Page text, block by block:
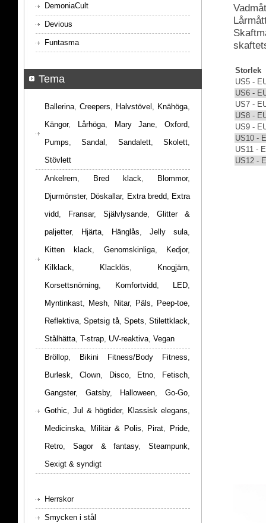
Storlek
US5 -
US6 -
US7 -
US8 -
US9 -
US10 -
US11 -
US12 -
DemoniaCult
Devious
Funtasma
Tema
Ballerina, Creepers, Halvstövel , Knähöga,
Kängor, Lårhöga, Mary Jane, Oxford,
Pumps,Sandal , Sandalett,Skolett,
Stövlett
Ankelrem, Bred klack, Blommor,
Djurmönster, Döskallar, Extra bredd, Extra
vidd, Fransar, Självlysande, Glitter &
paljetter, Hjärta, Hänglås, Jelly sula,
Kitten klack, Genomskinliga, Kedjor,
Kilklack, Klacklös, Knogjärn,
Korsettsnörning, Komfortvidd, LED,
Myntinkast, Mesh, Nitar, Päls, Peep-toe,
Reflektiva,Spetsig tå, Spets, Stilettklack,
Stålhätta, T-strap, UV-reaktiva, Vegan
Bröllop, Bikini Fitness/Body Fitness,
Burlesk, Clown, Disco, Etno, Fetisch,
Gangster, Gatsby, Halloween, Go-Go,
Gothic, Jul & högtider, Klassisk elegans,
Medicinska, Militär & Polis, Pirat, Pride,
Retro, Sagor & fantasy, Steampunk,
Sexigt & syndigt
Herrskor
Smycken i stål